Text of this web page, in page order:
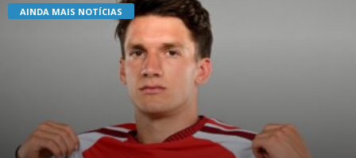
AINDA MAIS NOTÍCIAS